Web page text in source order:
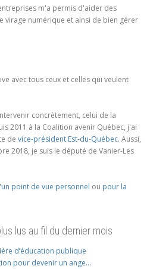
m'a permis d'aider des
virage numérique et ainsi de bien gérer
avec tous ceux et celles qui veulent
concrètement, celui de la
2011 à la Coalition avenir Québec, j'ai
de vice-président Est-du-Québec. Aussi,
2018, je suis le député de Vanier-Les
point de vue personnel ou pour la
lus au fil du dernier mois
d’éducation publique
pour devenir un ange…